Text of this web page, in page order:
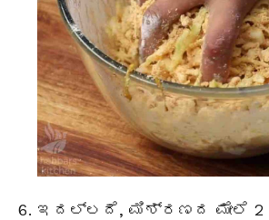
ಇದಲ್ಲದೆ, ಮಿಶ್ರಣದ ಮೇಲೆ 2